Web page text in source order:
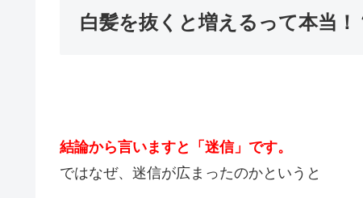
白髪を抜くと増えるって本当！
結論から言いますと「迷信」です。
ではなぜ、迷信が広まったのかというと